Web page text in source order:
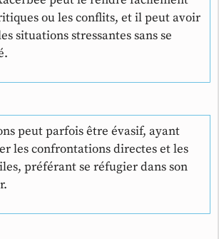
ou les conflits, et il peut avoir
situations stressantes sans se
peut parfois être évasif, ayant
les confrontations directes et les
préférant se réfugier dans son